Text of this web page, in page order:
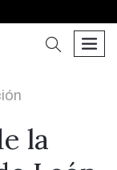
buscar
la